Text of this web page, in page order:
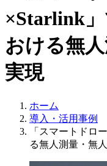
×Starlink
おける無
実現
ホーム
導入・活用事例
「スマートドロ
る無人測量・無